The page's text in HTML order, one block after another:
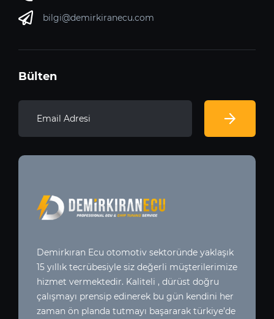
bilgi@demirkiranecu.com
Bülten
Demirkıran Ecu otomotiv sektoründe yaklaşık
15 yıllık tecrübesiyle siz değerli müşterilerimize
hizmet vermektedir. Kaliteli , dürüst doğru
çalışmayı prensip edinerek bu gün kendini her
zaman ön planda tutmayı başararak türkiye’de